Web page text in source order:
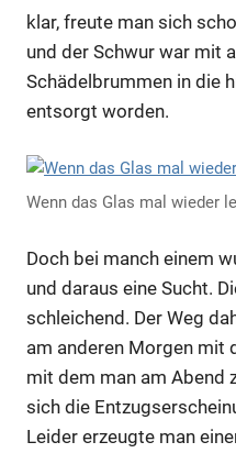
klar, freute man sich
und der Schwur war mit
Schädelbrummen in die
entsorgt worden.
Wenn das Glas mal wieder
Doch bei manch einem
und daraus eine Sucht.
schleichend. Der Weg
am anderen Morgen mit
mit dem man am Abend
sich die
Leider erzeugte man